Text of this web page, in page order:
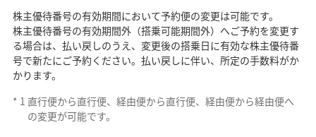
株主優待番号の有効期間において予約便の変更は可能です。
株主優待番号の有効期間外（搭乗可能期間外）へご予約を変更す
る場合は、払い戻しのうえ、変更後の搭乗日に有効な株主優待番
号で新たにご予約ください。払い戻しに伴い、所定の手数料がか
かります。
* 1 直行便から直行便、経由便から直行便、経由便から経由便へ
の変更が可能です。